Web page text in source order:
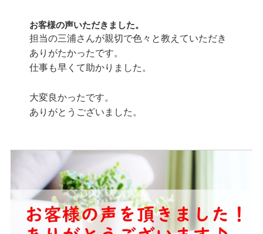
お客様の声いただきました。
担当の三浦さんが親切で色々と教えていただき
ありがたかったです。
仕事も早くて助かりました。
大変良かったです。
ありがとうございました。